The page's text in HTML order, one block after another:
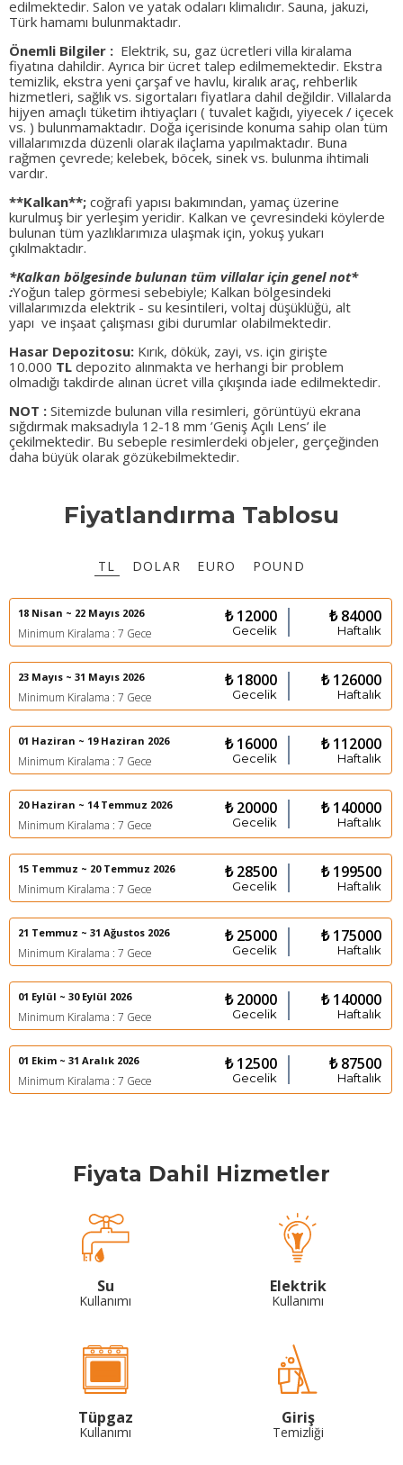
edilmektedir. Salon ve yatak odaları klimalıdır. Sauna, jakuzi,
Türk hamamı bulunmaktadır.
Önemli Bilgiler : Elektrik, su, gaz ücretleri villa kiralama
fiyatına dahildir. Ayrıca bir ücret talep edilmemektedir. Ekstra
temizlik, ekstra yeni çarşaf ve havlu, kiralık araç, rehberlik
hizmetleri, sağlık vs. sigortaları fiyatlara dahil değildir. Villalarda
hijyen amaçlı tüketim ihtiyaçları ( tuvalet kağıdı, yiyecek / içecek
vs. ) bulunmamaktadır. Doğa içerisinde konuma sahip olan tüm
villalarımızda düzenli olarak ilaçlama yapılmaktadır. Buna
rağmen çevrede; kelebek, böcek, sinek vs. bulunma ihtimali
vardır.
**Kalkan**; coğrafi yapısı bakımından, yamaç üzerine
kurulmuş bir yerleşim yeridir. Kalkan ve çevresindeki köylerde
bulunan tüm yazlıklarımıza ulaşmak için, yokuş yukarı
çıkılmaktadır.
*Kalkan bölgesinde bulunan tüm villalar için genel not*
:Yoğun talep görmesi sebebiyle; Kalkan bölgesindeki
villalarımızda elektrik - su kesintileri, voltaj düşüklüğü, alt
yapı ve inşaat çalışması gibi durumlar olabilmektedir.
Hasar Depozitosu: Kırık, dökük, zayi, vs. için girişte
10.000 TL depozito alınmakta ve herhangi bir problem
olmadığı takdirde alınan ücret villa çıkışında iade edilmektedir.
NOT : Sitemizde bulunan villa resimleri, görüntüyü ekrana
sığdırmak maksadıyla 12-18 mm ’Geniş Açılı Lens’ ile
çekilmektedir. Bu sebeple resimlerdeki objeler, gerçeğinden
daha büyük olarak gözükebilmektedir.
Fiyatlandırma Tablosu
TL DOLAR EURO POUND
18 Nisan ~ 22 Mayıs 2026
Minimum Kiralama : 7 Gece
₺ 12000
Gecelik
₺ 84000
Haftalık
23 Mayıs ~ 31 Mayıs 2026
Minimum Kiralama : 7 Gece
₺ 18000
Gecelik
₺ 126000
Haftalık
01 Haziran ~ 19 Haziran 2026
Minimum Kiralama : 7 Gece
₺ 16000
Gecelik
₺ 112000
Haftalık
20 Haziran ~ 14 Temmuz 2026
Minimum Kiralama : 7 Gece
₺ 20000
Gecelik
₺ 140000
Haftalık
15 Temmuz ~ 20 Temmuz 2026
Minimum Kiralama : 7 Gece
₺ 28500
Gecelik
₺ 199500
Haftalık
21 Temmuz ~ 31 Ağustos 2026
Minimum Kiralama : 7 Gece
₺ 25000
Gecelik
₺ 175000
Haftalık
01 Eylül ~ 30 Eylül 2026
Minimum Kiralama : 7 Gece
₺ 20000
Gecelik
₺ 140000
Haftalık
01 Ekim ~ 31 Aralık 2026
Minimum Kiralama : 7 Gece
₺ 12500
Gecelik
₺ 87500
Haftalık
Fiyata Dahil Hizmetler
Su
Kullanımı
Elektrik
Kullanımı
Tüpgaz
Kullanımı
Giriş
Temizliği